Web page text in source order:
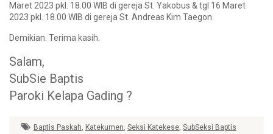
Maret 2023 pkl. 18.00 WIB di gereja St. Yakobus & tgl 16 Maret
2023 pkl. 18.00 WIB di gereja St. Andreas Kim Taegon.
Demikian. Terima kasih.
Salam,
SubSie Baptis
Paroki Kelapa Gading ?
Baptis Paskah, Katekumen, Seksi Katekese, SubSeksi Baptis